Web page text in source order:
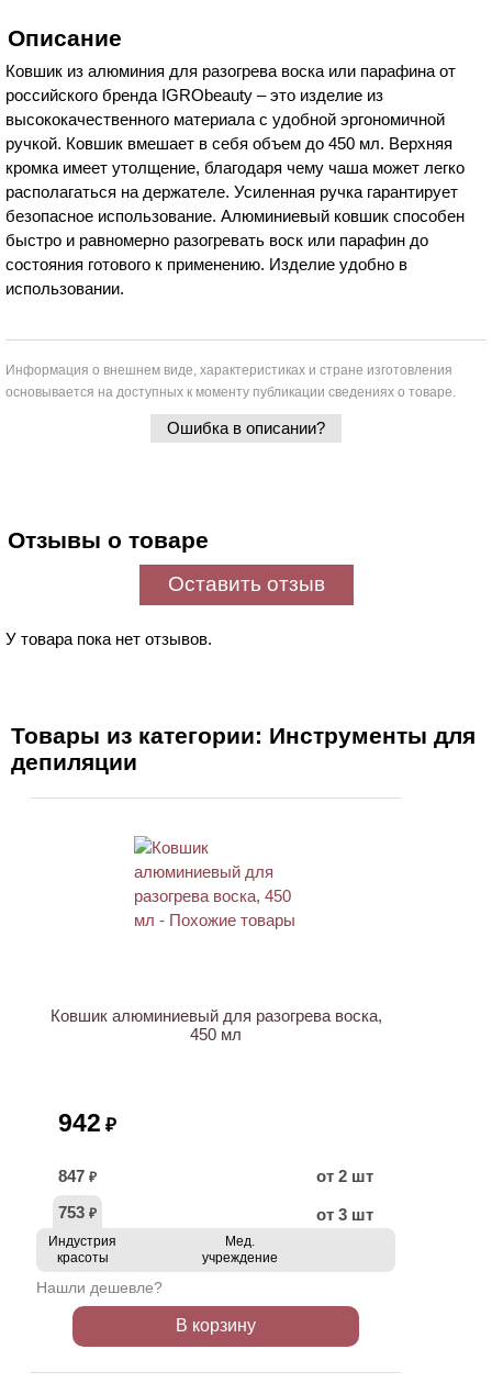
Описание
Ковшик из алюминия для разогрева воска или парафина от
российского бренда IGRObeauty – это изделие из
высококачественного материала с удобной эргономичной
ручкой. Ковшик вмешает в себя объем до 450 мл. Верхняя
кромка имеет утолщение, благодаря чему чаша может легко
располагаться на держателе. Усиленная ручка гарантирует
безопасное использование. Алюминиевый ковшик способен
быстро и равномерно разогревать воск или парафин до
состояния готового к применению. Изделие удобно в
использовании.
Информация о внешнем виде, характеристиках и стране изготовления
основывается на доступных к моменту публикации сведениях о товаре.
Ошибка в описании?
Отзывы о товаре
Оставить отзыв
У товара пока нет отзывов.
Товары из категории: Инструменты для
депиляции
Ковшик алюминиевый для разогрева воска,
450 мл
942 ₽
847 ₽
от 2 шт
753 ₽ от 3 шт
Индустрия
красоты
Мед.
учреждение
Нашли дешевле?
В корзину